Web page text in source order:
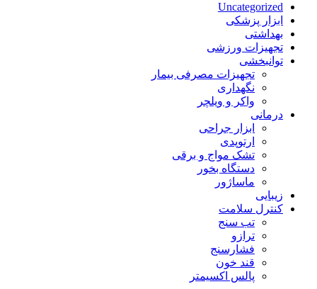
Uncategorized
ابزار پزشکی
بهداشتی
تجهیزات ورزشی
توانبخشی
تجهیزات مصرفی بیمار
نگهداری
واکر و ویلچر
درمانی
ابزار جراحی
ارتوپدی
تشک مواج و برقی
دستگاه بخور
ماساژور
زیبایی
کنترل سلامت
تب سنج
ترازو
فشارسنج
قند خون
پالس اکسیمتر